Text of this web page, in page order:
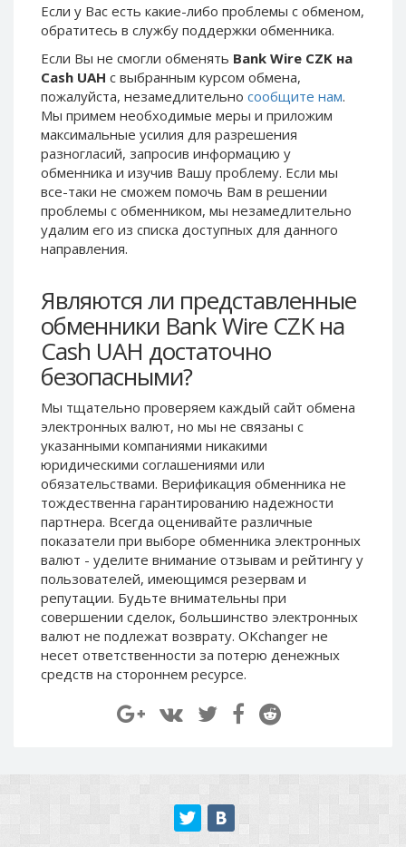
Если у Вас есть какие-либо проблемы с обменом,
обратитесь в службу поддержки обменника.
Если Вы не смогли обменять Bank Wire CZK на
Cash UAH с выбранным курсом обмена,
пожалуйста, незамедлительно сообщите нам.
Мы примем необходимые меры и приложим
максимальные усилия для разрешения
разногласий, запросив информацию у
обменника и изучив Вашу проблему. Если мы
все-таки не сможем помочь Вам в решении
проблемы c обменником, мы незамедлительно
удалим его из списка доступных для данного
направления.
Являются ли представленные
обменники Bank Wire CZK на
Cash UAH достаточно
безопасными?
Мы тщательно проверяем каждый сайт обмена
электронных валют, но мы не связаны c
указанными компаниями никакими
юридическими соглашениями или
обязательствами. Верификация обменника не
тождественна гарантированию надежности
партнера. Всегда оценивайте различные
показатели при выборе обменника электронных
валют - уделите внимание отзывам и рейтингу у
пользователей, имеющимся резервам и
репутации. Будьте внимательны при
совершении сделок, большинство электронных
валют не подлежат возврату. OKchanger не
несет ответственности за потерю денежных
средств на стороннем ресурсе.
Phone Balance RUB
Phone Balance UAH
Phone Balance AMD
Neteller USD
Neteller EUR
Neteller INR
Neteller PLN
Neteller GBP
Neteller NOK
PaySera USD
PaySera EUR
PaySera PLN
AliPay CNY
UnionPay CNY
Paymer USD
Paymer RUB
Paymer UAH
Capitalist USD
Capitalist RUB
Capitalist EUR
Payoneer USD
Payoneer EUR
Revolut Binance USD
(BUSD)
Revolut USD
Piastrix EUR
Phone Balance RUB
Phone Balance UAH
Phone Balance AMD
Neteller USD
Neteller EUR
Neteller INR
Neteller PLN
Neteller GBP
Neteller NOK
PaySera USD
PaySera EUR
PaySera PLN
UnionPay CNY
Paymer USD
Paymer RUB
Paymer UAH
Capitalist USD
Capitalist RUB
Capitalist EUR
Payoneer USD
Payoneer EUR
Revolut Binance USD
(BUSD)
Revolut EUR
Piastrix RUB